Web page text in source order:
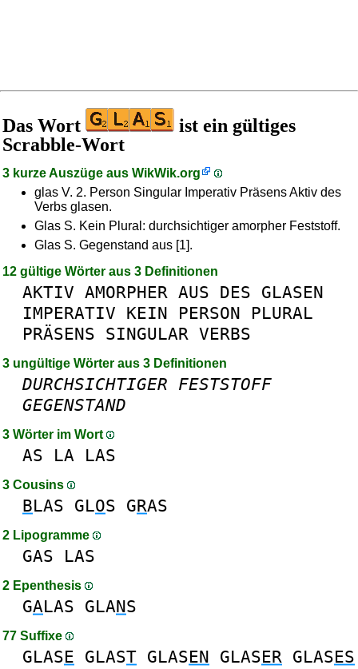
Das Wort
ist ein gültiges
Scrabble-Wort
3 kurze Auszüge aus WikWik.org
glas V. 2. Person Singular Imperativ Präsens Aktiv des
Verbs glasen.
Glas S. Kein Plural: durchsichtiger amorpher Feststoff.
Glas S. Gegenstand aus [1].
12 gültige Wörter aus 3 Definitionen
AKTIV AMORPHER AUS DES GLASEN
IMPERATIV KEIN PERSON
PLURAL
PRÄSENS SINGULAR VERBS
3 ungültige Wörter aus 3 Definitionen
DURCHSICHTIGER FESTSTOFF
GEGENSTAND
3 Wörter im Wort
AS LA LAS
3 Cousins
BLAS GLOS GRAS
2 Lipogramme
GAS LAS
2 Epenthesis
GALAS GLANS
77 Suffixe
GLASE GLAST GLASEN GLASER GLASES